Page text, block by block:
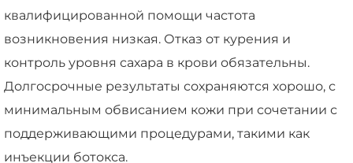
квалифицированной помощи частота
возникновения низкая. Отказ от курения и
контроль уровня сахара в крови обязательны.
Долгосрочные результаты сохраняются хорошо, с
минимальным обвисанием кожи при сочетании с
поддерживающими процедурами, такими как
инъекции ботокса.